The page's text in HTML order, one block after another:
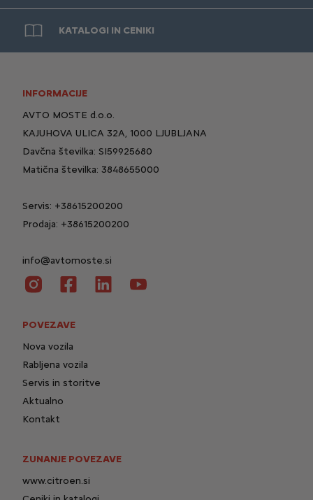
KATALOGI IN CENIKI
INFORMACIJE
AVTO MOSTE d.o.o.
KAJUHOVA ULICA 32A, 1000 LJUBLJANA
Davčna številka: SI59925680
Matična številka: 3848655000
Servis: +38615200200
Prodaja: +38615200200
info@avtomoste.si
POVEZAVE
Nova vozila
Rabljena vozila
Servis in storitve
Aktualno
Kontakt
ZUNANJE POVEZAVE
www.citroen.si